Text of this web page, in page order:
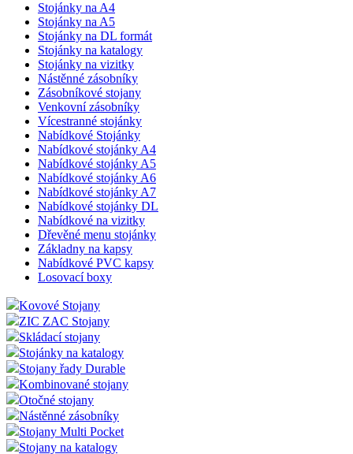
Stojánky na A4
Stojánky na A5
Stojánky na DL formát
Stojánky na katalogy
Stojánky na vizitky
Nástěnné zásobníky
Zásobníkové stojany
Venkovní zásobníky
Vícestranné stojánky
Nabídkové Stojánky
Nabídkové stojánky A4
Nabídkové stojánky A5
Nabídkové stojánky A6
Nabídkové stojánky A7
Nabídkové stojánky DL
Nabídkové na vizitky
Dřevěné menu stojánky
Základny na kapsy
Nabídkové PVC kapsy
Losovací boxy
Kovové Stojany
ZIC ZAC Stojany
Skládací stojany
Stojánky na katalogy
Stojany řady Durable
Kombinované stojany
Otočné stojany
Nástěnné zásobníky
Stojany Multi Pocket
Stojany na katalogy